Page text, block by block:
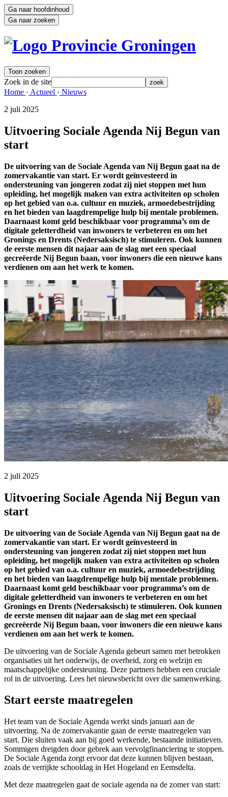
Ga naar hoofdinhoud
Ga naar zoeken
Toon zoeken
Zoek in de site zoek
Home · Actueel · Nieuws
2 juli 2025
Uitvoering Sociale Agenda Nij Begun van
start
De uitvoering van de Sociale Agenda van Nij Begun gaat na de
zomervakantie van start. Er wordt geïnvesteerd in
ondersteuning van jongeren zodat zij niet stoppen met hun
opleiding, het mogelijk maken van extra activiteiten op scholen
op het gebied van o.a. cultuur en muziek, armoedebestrijding
en het bieden van laagdrempelige hulp bij mentale problemen.
Daarnaast komt geld beschikbaar voor programma’s om de
digitale geletterdheid van inwoners te verbeteren en om het
Gronings en Drents (Nedersaksisch) te stimuleren. Ook kunnen
de eerste mensen dit najaar aan de slag met een speciaal
gecreëerde Nij Begun baan, voor inwoners die een nieuwe kans
verdienen om aan het werk te komen.
2 juli 2025
Uitvoering Sociale Agenda Nij Begun van
start
De uitvoering van de Sociale Agenda van Nij Begun gaat na de
zomervakantie van start. Er wordt geïnvesteerd in
ondersteuning van jongeren zodat zij niet stoppen met hun
opleiding, het mogelijk maken van extra activiteiten op scholen
op het gebied van o.a. cultuur en muziek, armoedebestrijding
en het bieden van laagdrempelige hulp bij mentale problemen.
Daarnaast komt geld beschikbaar voor programma’s om de
digitale geletterdheid van inwoners te verbeteren en om het
Gronings en Drents (Nedersaksisch) te stimuleren. Ook kunnen
de eerste mensen dit najaar aan de slag met een speciaal
gecreëerde Nij Begun baan, voor inwoners die een nieuwe kans
verdienen om aan het werk te komen.
De uitvoering van de Sociale Agenda gebeurt samen met betrokken
organisaties uit het onderwijs, de overheid, zorg en welzijn en
maatschappelijke ondersteuning. Deze partners hebben een cruciale
rol in de uitvoering. Lees het nieuwsbericht over die samenwerking.
Start eerste maatregelen
Het team van de Sociale Agenda werkt sinds januari aan de
uitvoering. Na de zomervakantie gaan de eerste maatregelen van
start. Die sluiten vaak aan bij goed werkende, bestaande initiatieven.
Sommigen dreigden door gebrek aan vervolgfinanciering te stoppen.
De Sociale Agenda zorgt ervoor dat deze kunnen blijven bestaan,
zoals de verrijkte schooldag in Het Hogeland en Eemsdelta.
Met deze maatregelen gaat de sociale agenda na de zomer van start: